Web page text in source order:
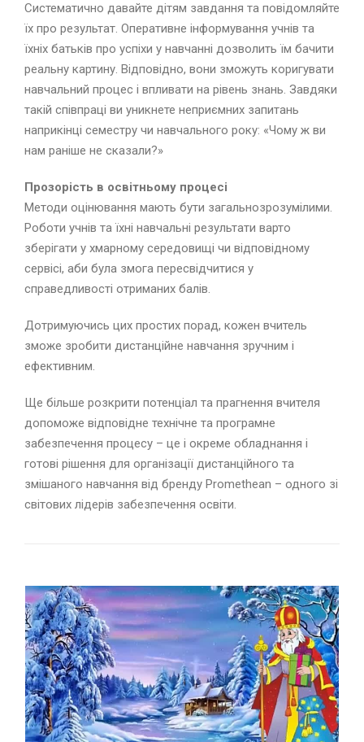
Систематично давайте дітям завдання та повідомляйте
їх про результат. Оперативне інформування учнів та
їхніх батьків про успіхи у навчанні дозволить їм бачити
реальну картину. Відповідно, вони зможуть коригувати
навчальний процес і впливати на рівень знань. Завдяки
такій співпраці ви уникнете неприємних запитань
наприкінці семестру чи навчального року: «Чому ж ви
нам раніше не сказали?»
Прозорість в освітньому процесі
Методи оцінювання мають бути загальнозрозумілими.
Роботи учнів та їхні навчальні результати варто
зберігати у хмарному середовищі чи відповідному
сервісі, аби була змога пересвідчитися у
справедливості отриманих балів.
Дотримуючись цих простих порад, кожен вчитель
зможе зробити дистанційне навчання зручним і
ефективним.
Ще більше розкрити потенціал та прагнення вчителя
допоможе відповідне технічне та програмне
забезпечення процесу – це і окреме обладнання і
готові рішення для організації дистанційного та
змішаного навчання від бренду Promethean – одного зі
світових лідерів забезпечення освіти.